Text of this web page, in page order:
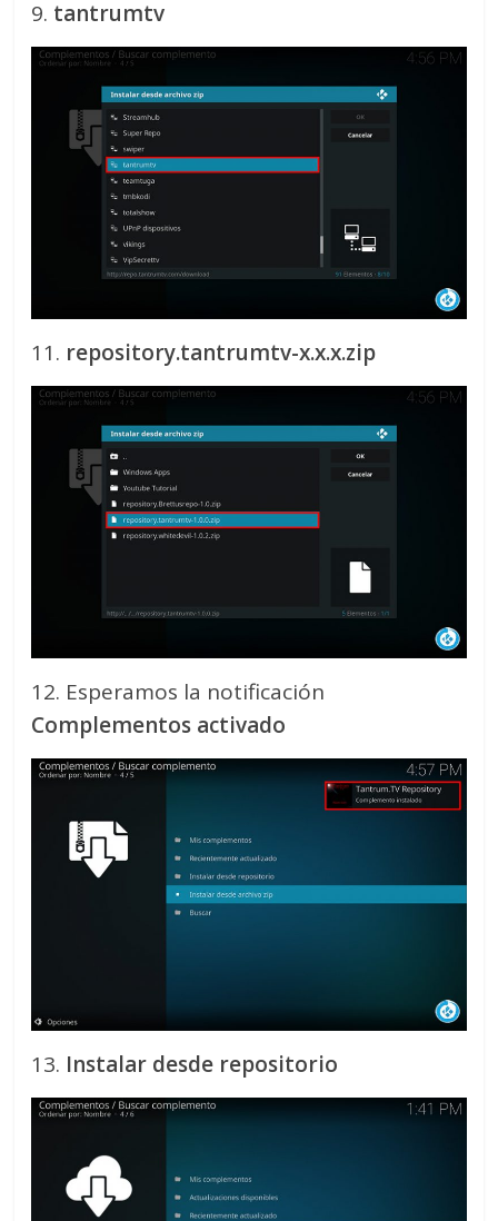
9. tantrumtv
11. repository.tantrumtv-x.x.x.zip
12. Esperamos la notificación
Complementos activado
13. Instalar desde repositorio